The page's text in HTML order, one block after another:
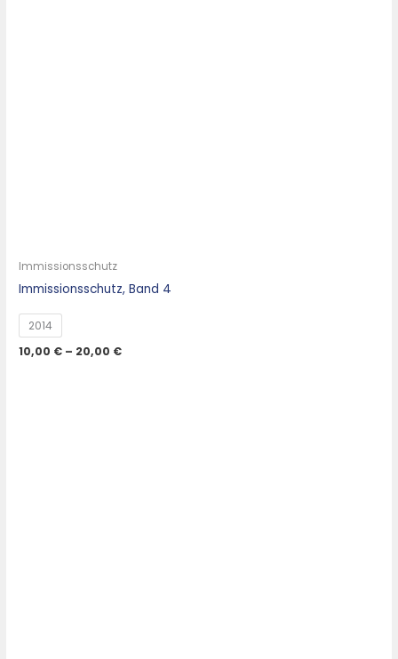
Immissionsschutz
Immissionsschutz, Band 4
2014
10,00 € – 20,00 €